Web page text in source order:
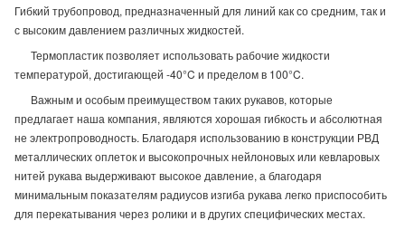
Гибкий трубопровод, предназначенный для линий как со средним, так и
с высоким давлением различных жидкостей.
Термопластик позволяет использовать рабочие жидкости
температурой, достигающей -40°C и пределом в 100°C.
Важным и особым преимуществом таких рукавов, которые
предлагает наша компания, являются хорошая гибкость и абсолютная
не электропроводность. Благодаря использованию в конструкции РВД
металлических оплеток и высокопрочных нейлоновых или кевларовых
нитей рукава выдерживают высокое давление, а благодаря
минимальным показателям радиусов изгиба рукава легко приспособить
для перекатывания через ролики и в других специфических местах.